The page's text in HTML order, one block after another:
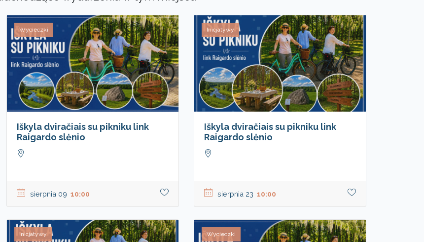
Wycieczki
Iškyla dviračiais su pikniku link
Raigardo slėnio
sierpnia 09 10:00
Inicjatywy
Iškyla dviračiais su pikniku link
Raigardo slėnio
sierpnia 23 10:00
Inicjatywy Wycieczki